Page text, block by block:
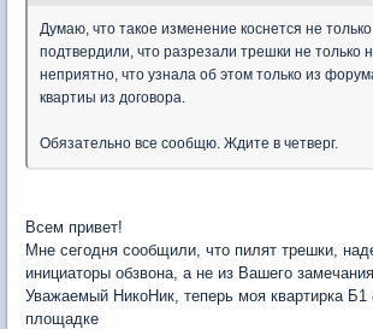
Думаю, что такое изменение коснется не
подтвердили, что разрезали трешки не только
неприятно, что узнала об этом только из
квартиы из договора.
Обязательно все сообщю. Ждите в четверг.
Всем привет!
Мне сегодня сообщили, что пилят трешки,
инициаторы обзвона, а не из Вашего
Уважаемый НикоНик, теперь моя квартирка
площадке